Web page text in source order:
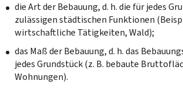
die Art der Bebauung, d. h. die für jedes
zulässigen städtischen Funktionen
wirtschaftliche Tätigkeiten, Wald);
das Maß der Bebauung, d. h. das
jedes Grundstück (z. B. bebaute
Wohnungen).